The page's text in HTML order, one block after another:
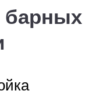
барных